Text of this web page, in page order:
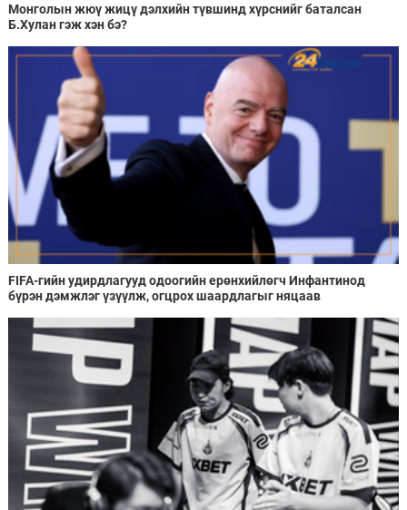
Монголын жюү жицү дэлхийн түвшинд хүрснийг баталсан
Б.Хулан гэж хэн бэ?
FIFA-гийн удирдлагууд одоогийн ерөнхийлөгч Инфантинод
бүрэн дэмжлэг үзүүлж, огцрох шаардлагыг няцаав